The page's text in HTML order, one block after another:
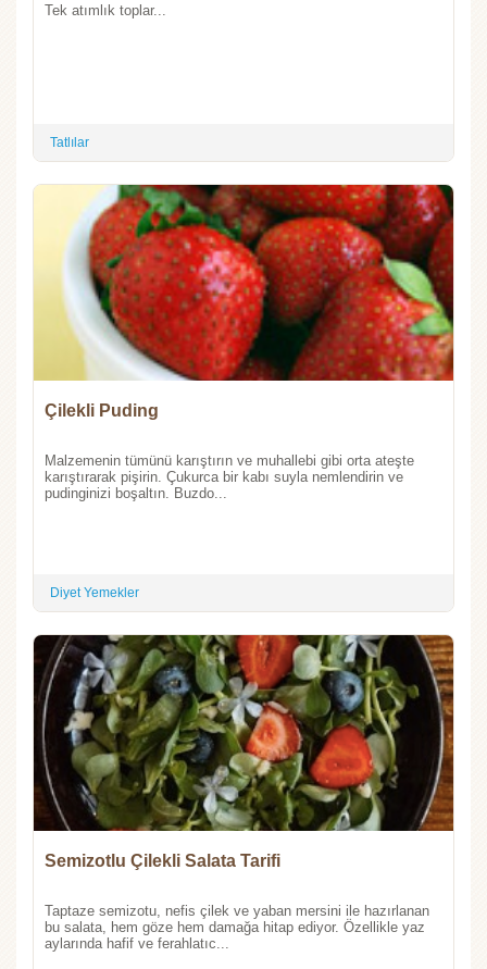
Tek atımlık toplar...
Tatlılar
Çilekli Puding
Malzemenin tümünü karıştırın ve muhallebi gibi orta ateşte
karıştırarak pişirin. Çukurca bir kabı suyla nemlendirin ve
pudinginizi boşaltın. Buzdo...
Diyet Yemekler
Semizotlu Çilekli Salata Tarifi
Taptaze semizotu, nefis çilek ve yaban mersini ile hazırlanan
bu salata, hem göze hem damağa hitap ediyor. Özellikle yaz
aylarında hafif ve ferahlatıc...